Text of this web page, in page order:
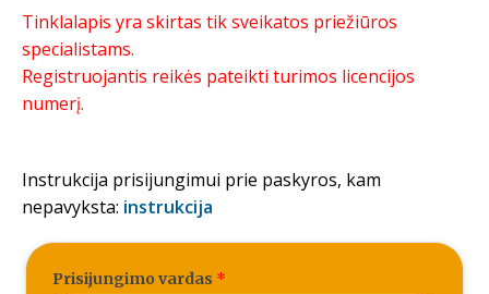
Tinklalapis yra skirtas tik sveikatos priežiūros
specialistams.
Registruojantis reikės pateikti turimos licencijos
numerį.
Instrukcija prisijungimui prie paskyros, kam
nepavyksta: instrukcija
Prisijungimo vardas *